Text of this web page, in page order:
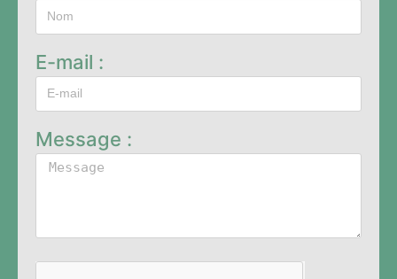
E-mail :
Message :